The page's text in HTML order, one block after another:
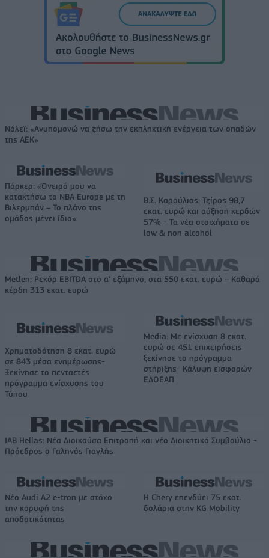
Νόλεϊ: «Ανυπομονώ να ζήσω την εκπληκτική ενέργεια των οπαδών
της ΑΕΚ»
Πάρκερ: «Όνειρό μου να
κατακτήσω το ΝΒΑ Europe με τη
Βιλερμπάν – Το πλάνο της
ομάδας μένει ίδιο»
Β.Σ. Καρούλιας: Τζίρος 98,7
εκατ. ευρώ και αύξηση κερδών
57% - Τα νέα στοιχήματα σε
low & non alcohol
Metlen: Ρεκόρ EBITDA στο α' εξάμηνο, στα 550 εκατ. ευρώ – Καθαρά
κέρδη 313 εκατ. ευρώ
Χρηματοδότηση 8 εκατ. ευρώ
σε 843 μέσα ενημέρωσης-
Ξεκίνησε το πενταετές
πρόγραμμα ενίσχυσης του
Τύπου
Media: Με ενίσχυση 8 εκατ.
ευρώ σε 451 επιχειρήσεις
ξεκίνησε το πρόγραμμα
στήριξης- Κάλυψη εισφορών
ΕΔΟΕΑΠ
IAB Hellas: Νέα Διοικούσα Επιτροπή και νέο Διοικητικό Συμβούλιο -
Πρόεδρος ο Γαληνός Γιαγλής
Νέο Audi A2 e-tron με στόχο
την κορυφή της
αποδοτικότητας
Η Chery επενδύει 75 εκατ.
δολάρια στην KG Mobility